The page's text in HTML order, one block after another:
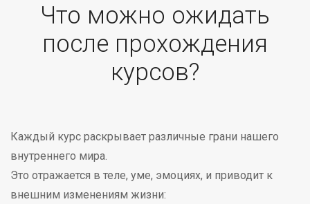
Что можно ожидать
после прохождения
курсов?
Каждый курс раскрывает различные грани нашего
внутреннего мира.
Это отражается в теле, уме, эмоциях, и приводит к
внешним изменениям жизни: